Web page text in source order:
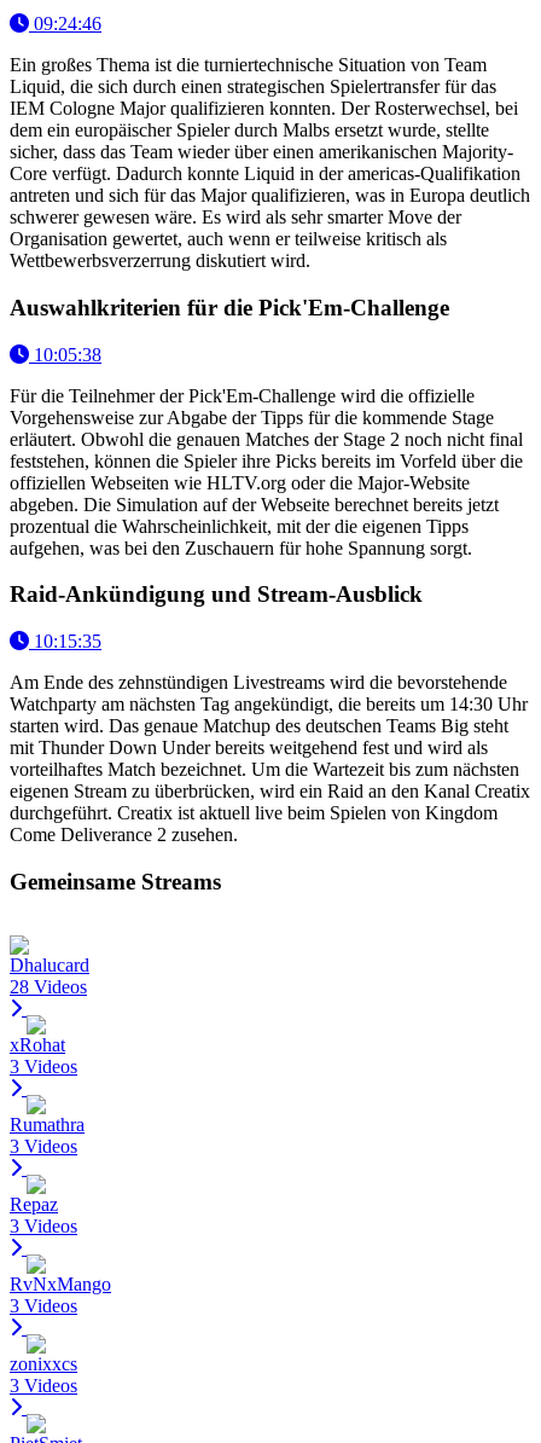
09:24:46
Ein großes Thema ist die turniertechnische Situation von Team
Liquid, die sich durch einen strategischen Spielertransfer für das
IEM Cologne Major qualifizieren konnten. Der Rosterwechsel, bei
dem ein europäischer Spieler durch Malbs ersetzt wurde, stellte
sicher, dass das Team wieder über einen amerikanischen Majority-
Core verfügt. Dadurch konnte Liquid in der americas-Qualifikation
antreten und sich für das Major qualifizieren, was in Europa deutlich
schwerer gewesen wäre. Es wird als sehr smarter Move der
Organisation gewertet, auch wenn er teilweise kritisch als
Wettbewerbsverzerrung diskutiert wird.
Auswahlkriterien für die Pick'Em-Challenge
10:05:38
Für die Teilnehmer der Pick'Em-Challenge wird die offizielle
Vorgehensweise zur Abgabe der Tipps für die kommende Stage
erläutert. Obwohl die genauen Matches der Stage 2 noch nicht final
feststehen, können die Spieler ihre Picks bereits im Vorfeld über die
offiziellen Webseiten wie HLTV.org oder die Major-Website
abgeben. Die Simulation auf der Webseite berechnet bereits jetzt
prozentual die Wahrscheinlichkeit, mit der die eigenen Tipps
aufgehen, was bei den Zuschauern für hohe Spannung sorgt.
Raid-Ankündigung und Stream-Ausblick
10:15:35
Am Ende des zehnstündigen Livestreams wird die bevorstehende
Watchparty am nächsten Tag angekündigt, die bereits um 14:30 Uhr
starten wird. Das genaue Matchup des deutschen Teams Big steht
mit Thunder Down Under bereits weitgehend fest und wird als
vorteilhaftes Match bezeichnet. Um die Wartezeit bis zum nächsten
eigenen Stream zu überbrücken, wird ein Raid an den Kanal Creatix
durchgeführt. Creatix ist aktuell live beim Spielen von Kingdom
Come Deliverance 2 zusehen.
Gemeinsame Streams
Dhalucard
28 Videos
xRohat
3 Videos
Rumathra
3 Videos
Repaz
3 Videos
RvNxMango
3 Videos
zonixxcs
3 Videos